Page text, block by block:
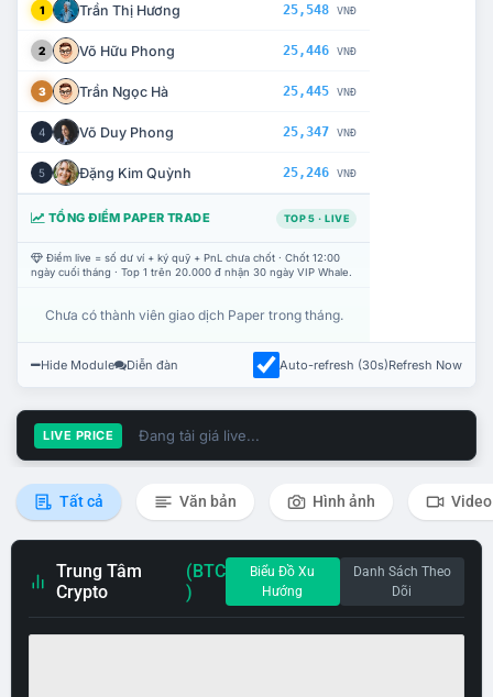
1 Trần Thị Hương 25,548 VNĐ
2 Võ Hữu Phong 25,446 VNĐ
3 Trần Ngọc Hà 25,445 VNĐ
4 Võ Duy Phong 25,347 VNĐ
5 Đặng Kim Quỳnh 25,246 VNĐ
TỔNG ĐIỂM PAPER TRADE TOP 5 · LIVE
Điểm live = số dư ví + ký quỹ + PnL chưa chốt · Chốt 12:00
ngày cuối tháng · Top 1 trên 20.000 đ nhận 30 ngày VIP Whale.
Chưa có thành viên giao dịch Paper trong tháng.
Hide Module Diễn đàn Auto-refresh (30s)Refresh Now
LIVE PRICE Đang tải giá live...
Tất cả Văn bản Hình ảnh Video
Trung Tâm
Crypto
(BTC
)
Biểu Đồ Xu
Hướng
Danh Sách Theo
Dõi